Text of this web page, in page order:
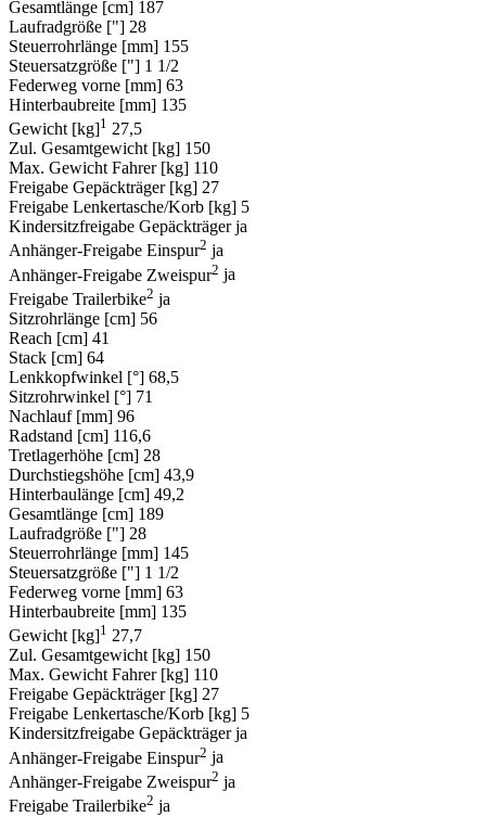
Gesamtlänge [cm] 187
Laufradgröße ["] 28
Steuerrohrlänge [mm] 155
Steuersatzgröße ["] 1 1/2
Federweg vorne [mm] 63
Hinterbaubreite [mm] 135
Gewicht [kg]1 27,5
Zul. Gesamtgewicht [kg] 150
Max. Gewicht Fahrer [kg] 110
Freigabe Gepäckträger [kg] 27
Freigabe Lenkertasche/Korb [kg] 5
Kindersitzfreigabe Gepäckträger ja
Anhänger-Freigabe Einspur2 ja
Anhänger-Freigabe Zweispur2 ja
Freigabe Trailerbike2 ja
Sitzrohrlänge [cm] 56
Reach [cm] 41
Stack [cm] 64
Lenkkopfwinkel [°] 68,5
Sitzrohrwinkel [°] 71
Nachlauf [mm] 96
Radstand [cm] 116,6
Tretlagerhöhe [cm] 28
Durchstiegshöhe [cm] 43,9
Hinterbaulänge [cm] 49,2
Gesamtlänge [cm] 189
Laufradgröße ["] 28
Steuerrohrlänge [mm] 145
Steuersatzgröße ["] 1 1/2
Federweg vorne [mm] 63
Hinterbaubreite [mm] 135
Gewicht [kg]1 27,7
Zul. Gesamtgewicht [kg] 150
Max. Gewicht Fahrer [kg] 110
Freigabe Gepäckträger [kg] 27
Freigabe Lenkertasche/Korb [kg] 5
Kindersitzfreigabe Gepäckträger ja
Anhänger-Freigabe Einspur2 ja
Anhänger-Freigabe Zweispur2 ja
Freigabe Trailerbike2 ja